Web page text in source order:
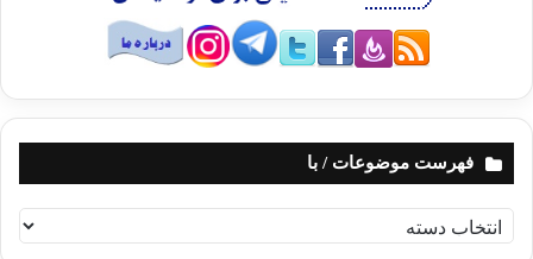
فهرست موضوعات / با
ه